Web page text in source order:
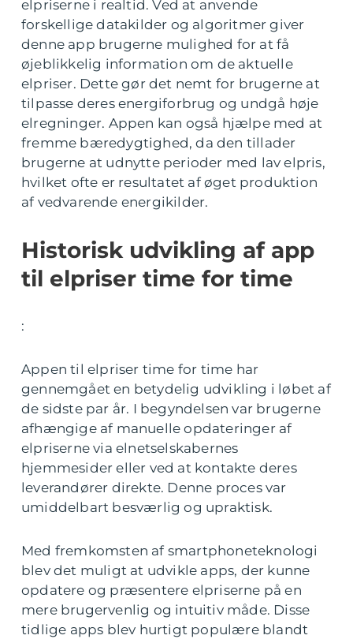
elpriserne i realtid. Ved at anvende
forskellige datakilder og algoritmer giver
denne app brugerne mulighed for at få
øjeblikkelig information om de aktuelle
elpriser. Dette gør det nemt for brugerne at
tilpasse deres energiforbrug og undgå høje
elregninger. Appen kan også hjælpe med at
fremme bæredygtighed, da den tillader
brugerne at udnytte perioder med lav elpris,
hvilket ofte er resultatet af øget produktion
af vedvarende energikilder.
Historisk udvikling af app
til elpriser time for time
:
Appen til elpriser time for time har
gennemgået en betydelig udvikling i løbet af
de sidste par år. I begyndelsen var brugerne
afhængige af manuelle opdateringer af
elpriserne via elnetselskabernes
hjemmesider eller ved at kontakte deres
leverandører direkte. Denne proces var
umiddelbart besværlig og upraktisk.
Med fremkomsten af smartphoneteknologi
blev det muligt at udvikle apps, der kunne
opdatere og præsentere elpriserne på en
mere brugervenlig og intuitiv måde. Disse
tidlige apps blev hurtigt populære blandt